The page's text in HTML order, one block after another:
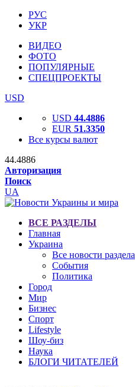
РУС
УКР
ВИДЕО
ФОТО
ПОПУЛЯРНЫЕ
СПЕЦПРОЕКТЫ
USD
USD 44.4886
EUR 51.3350
Все курсы валют
44.4886
Авторизация
Поиск
UA
ВСЕ РАЗДЕЛЫ
Главная
Украина
Все новости раздела
События
Политика
Город
Мир
Бизнес
Спорт
Lifestyle
Шоу-биз
Наука
БЛОГИ ЧИТАТЕЛЕЙ